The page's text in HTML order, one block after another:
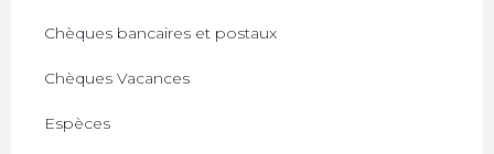
Chèques bancaires et postaux
Chèques Vacances
Espèces